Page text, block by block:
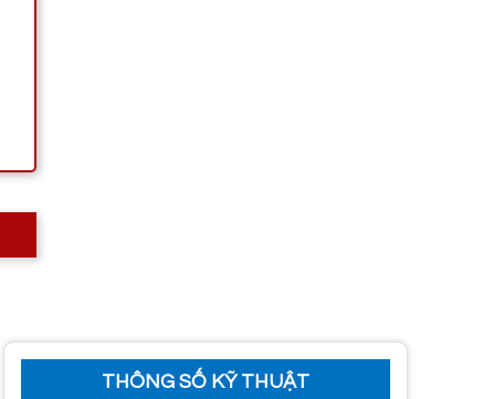
THÔNG SỐ KỸ THUẬT